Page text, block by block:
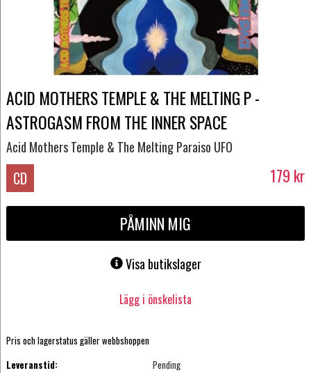
ACID MOTHERS TEMPLE & THE MELTING P -
ASTROGASM FROM THE INNER SPACE
Acid Mothers Temple & The Melting Paraiso UFO
CD 179 kr
PÅMINN MIG
Visa butikslager
Lägg i önskelista
Pris och lagerstatus gäller webbshoppen
Leveranstid:
Pending